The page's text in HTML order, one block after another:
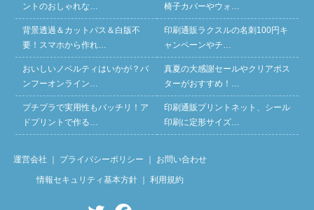
ントのおしゃれな…
背景透過＆カットパス＆白版不
要！スマホから作れ…
おいしいノベルティはいかが？バ
ンフーオンライン…
プチプラで実用性もバッチリ！ア
ドプリントで作る…
椅子カバーやウォ…
印刷通販ラクスルの名刺100円キ
ャンペーンやチ…
真夏の大感謝セールやクリアポス
ターがおすすめ！…
印刷通販プリントネット、シール
印刷に定形サイズ…
運営会社 ｜ プライバシーポリシー ｜ お問い合わせ
情報セキュリティ基本方針｜ 利用規約